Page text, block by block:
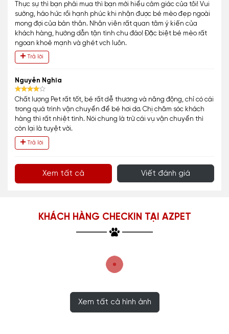
Thực sự thì bạn phải mua thì bạn mới hiểu cảm giác của tôi! Vui
sướng, háo hức rồi hạnh phúc khi nhận được bé mèo đẹp ngoài
mong đợi của bản thân. Nhân viên rất quan tâm ý kiến của
khách hàng, hướng dẫn tận tình chu đáo! Đặc biệt bé mèo rất
ngoan khoẻ mạnh và ghét vch luôn.
Trả lời
Nguyễn Nghĩa
Chất lượng Pet rất tốt, bé rất dễ thương và năng động, chỉ có cái
trong quá trình vận chuyển để bé hơi dơ. Chị chăm sóc khách
hàng thì rất nhiệt tình. Nói chung là trừ cái vụ vận chuyển thì
còn lại là tuyệt vời.
Trả lời
Xem tất cả Viết đánh giá
KHÁCH HÀNG CHECKIN TẠI AZPET
Xem tất cả hình ảnh